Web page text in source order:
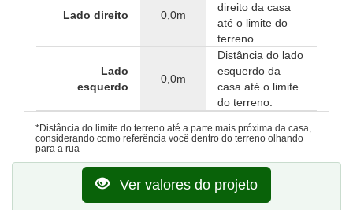
Lado direito 0,0m
direito da casa
até o limite do
terreno.
Lado
esquerdo
0,0m
Distância do lado
esquerdo da
casa até o limite
do terreno.
*Distância do limite do terreno até a parte mais próxima da casa,
considerando como referência você dentro do terreno olhando
para a rua
Ver valores do projeto